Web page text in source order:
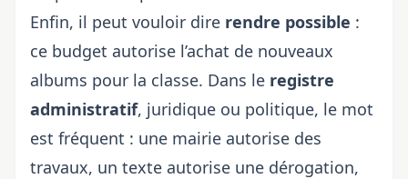
Enfin, il peut vouloir dire rendre possible :
ce budget autorise l’achat de nouveaux
albums pour la classe. Dans le registre
administratif, juridique ou politique, le mot
est fréquent : une mairie autorise des
travaux, un texte autorise une dérogation,